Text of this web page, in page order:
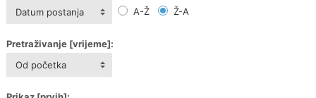
Datum postanja
A-Ž Ž-A
Pretraživanje [vrijeme]:
Od početka